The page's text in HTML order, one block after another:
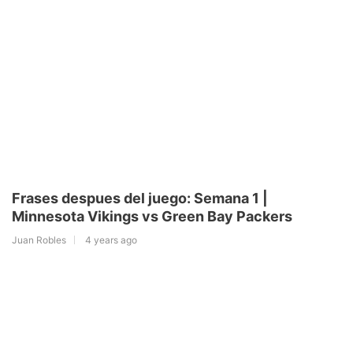
Frases despues del juego: Semana 1 |
Minnesota Vikings vs Green Bay Packers
Juan Robles 4 years ago